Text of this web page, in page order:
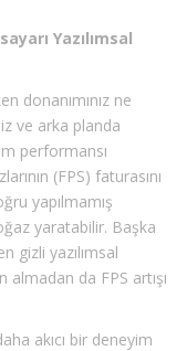
Yazılımsal
donanımınız ne
ve arka planda
performansı
(FPS) faturasını
yapılmamış
yaratabilir. Başka
gizli yazılımsal
almadan da FPS artışı
akıcı bir deneyim